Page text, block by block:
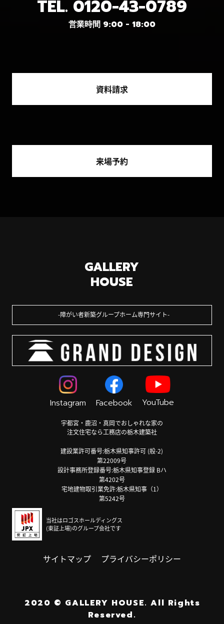
TEL. 0120-43-0789
営業時間 9:00 - 18:00
資料請求
来場予約
GALLERY
HOUSE
障がい者新築グループホーム専門サイト
Instagram Facebook YouTube
宇都宮・鹿沼・真岡でおしゃれな家の
注文住宅なら工務店の栃木建築社
建設業許可番号:栃木県知事許可 (般-2)
第22009号
設計事務所登録番号:栃木県知事登録 Bハ
第4202号
宅地建物取引業免許:栃木県知事（1）
第5242号
当社はロゴスホールディングス
(東証上場)のグループ会社です
サイトマップ プライバシーポリシー
2020 © GALLERY HOUSE. All Rights
Reserved.